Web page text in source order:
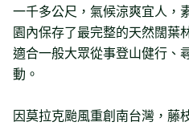
一千多公尺，氣候涼爽宜人，
園內保存了最完整的天然闊葉
適合一般大眾從事登山健行、
動。
因莫拉克颱風重創南台灣，藤